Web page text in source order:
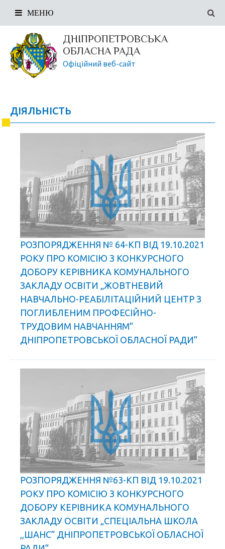
ДНІПРОПЕТРОВСЬКА
ОБЛАСНА РАДА
Офіційний веб-сайт
МЕНЮ
ДІЯЛЬНІСТЬ
РОЗПОРЯДЖЕННЯ № 64-КП ВІД 19.10.2021
РОКУ ПРО КОМІСІЮ З КОНКУРСНОГО
ДОБОРУ КЕРІВНИКА КОМУНАЛЬНОГО
ЗАКЛАДУ ОСВІТИ „ЖОВТНЕВИЙ
НАВЧАЛЬНО-РЕАБІЛІТАЦІЙНИЙ ЦЕНТР З
ПОГЛИБЛЕНИМ ПРОФЕСІЙНО-
ТРУДОВИМ НАВЧАННЯМ”
ДНІПРОПЕТРОВСЬКОЇ ОБЛАСНОЇ РАДИ”
РОЗПОРЯДЖЕННЯ №63-КП ВІД 19.10.2021
РОКУ ПРО КОМІСІЮ З КОНКУРСНОГО
ДОБОРУ КЕРІВНИКА КОМУНАЛЬНОГО
ЗАКЛАДУ ОСВІТИ „СПЕЦІАЛЬНА ШКОЛА
,,ШАНС” ДНІПРОПЕТРОВСЬКОЇ ОБЛАСНОЇ